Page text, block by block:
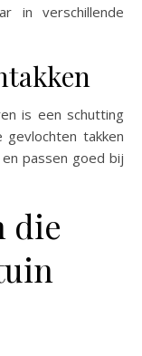
in verschillende
is een schutting
takken
passen goed bij
die